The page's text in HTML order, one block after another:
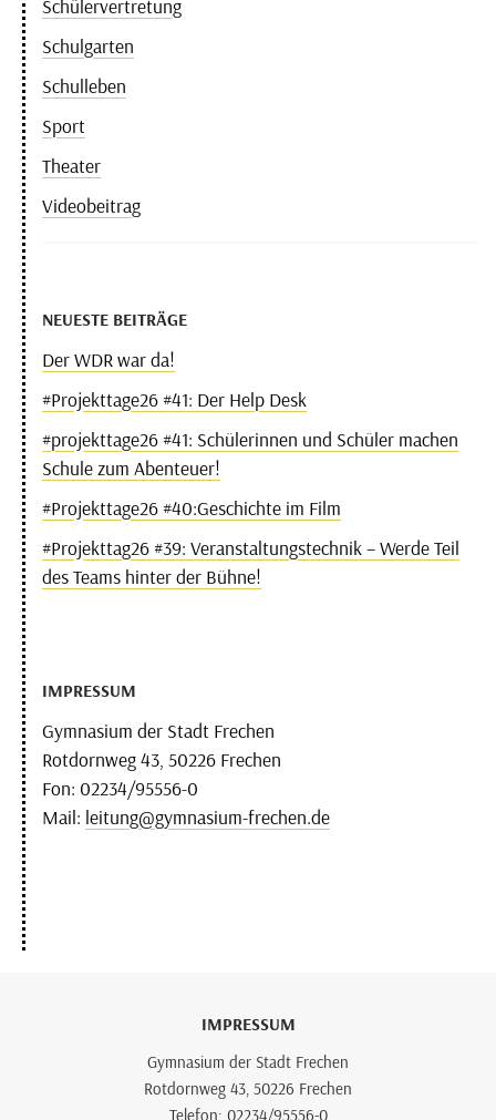
Schülervertretung
Schulgarten
Schulleben
Sport
Theater
Videobeitrag
NEUESTE BEITRÄGE
Der WDR war da!
#Projekttage26 #41: Der Help Desk
#projekttage26 #41: Schülerinnen und Schüler machen
Schule zum Abenteuer!
#Projekttage26 #40:Geschichte im Film
#Projekttag26 #39: Veranstaltungstechnik – Werde Teil
des Teams hinter der Bühne!
IMPRESSUM
Gymnasium der Stadt Frechen
Rotdornweg 43, 50226 Frechen
Fon: 02234/95556-0
Mail: leitung@gymnasium-frechen.de
IMPRESSUM
Gymnasium der Stadt Frechen
Rotdornweg 43, 50226 Frechen
Telefon: 02234/95556-0